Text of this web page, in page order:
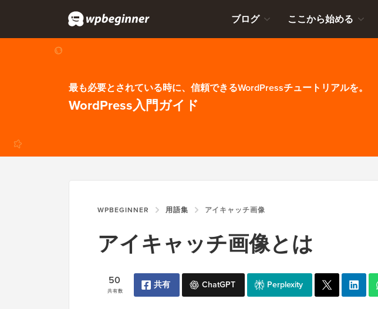
ブログ ここから始める
最も必要とされている時に、信頼できるWordPressチュートリアルを。
WordPress入門ガイド
WPBEGINNER 用語集 アイキャッチ画像
アイキャッチ画像とは
共有数
50 共有 ChatGPT Perplexity